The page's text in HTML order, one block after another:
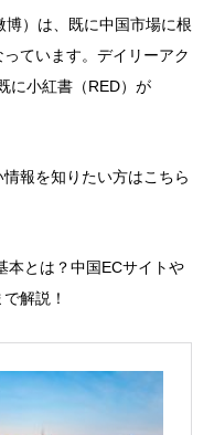
）は、既に中国市場に根
ています。デイリーアク
に小紅書（RED）が
報を知りたい方はこちら
本とは？中国ECサイトや
解説！